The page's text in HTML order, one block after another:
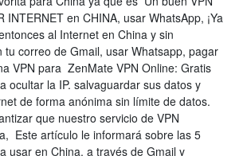
INTERNET en CHINA, usar WhatsApp, ¡Ya
al Internet en China y sin
tu correo de Gmail, usar Whatsapp, pagar
VPN para ZenMate VPN Online: Gratis
ocultar la IP. salvaguardar sus datos y
de forma anónima sin límite de datos.
que nuestro servicio de VPN
Este artículo le informará sobre las 5
usar en China. a través de Gmail y